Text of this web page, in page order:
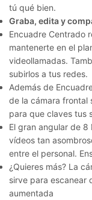
tú qué bien.
Graba, edita y
Encuadre Centrado
mantenerte en el
videollamadas.
subirlos a tus redes.
Además de
de la cámara frontal
para que claves tus
El gran angular de
vídeos tan
entre el personal.
¿Quieres más? La
sirve para escanear
aumentada